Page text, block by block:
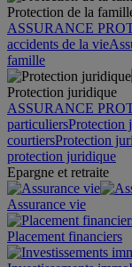
Protection de la
ASSURANCE
accidents de la vie
famille
Protection juridique
ASSURANCE
particuliersProtection
courtiersProtection
protection juridique
Epargne et retraite
Assurance vie
Placement financiers